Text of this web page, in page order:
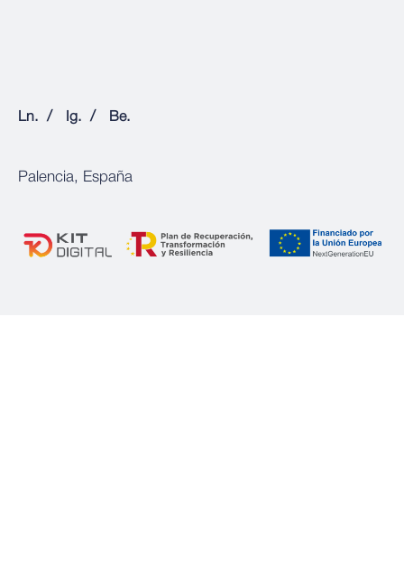
Ln. / Ig. / Be.
Palencia, España